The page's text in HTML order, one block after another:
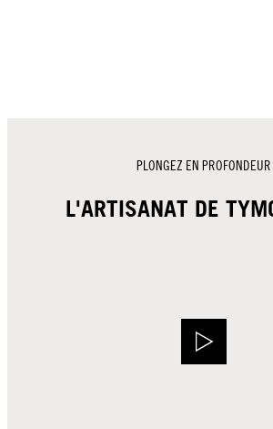
PLONGEZ EN PROFONDEUR
L'ARTISANAT DE